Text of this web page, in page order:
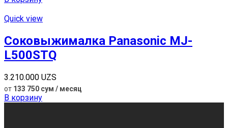
Quick view
Соковыжималка Panasonic MJ-
L500STQ
3.210.000 UZS
от 133 750 сум / месяц
В корзину